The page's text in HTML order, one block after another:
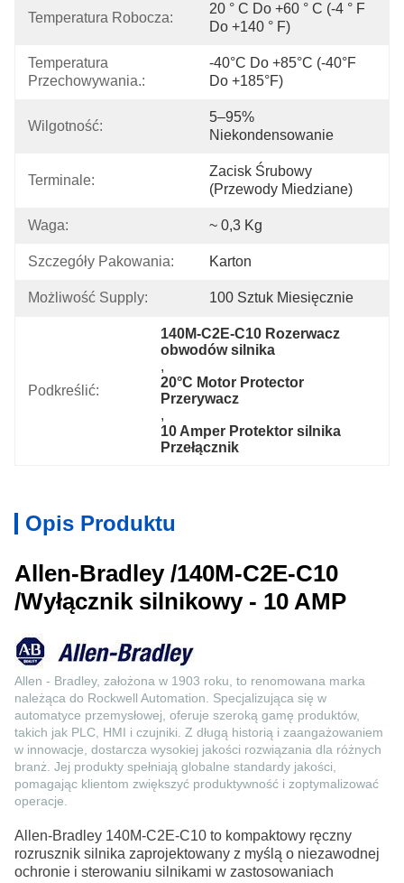
Temperatura Robocza:
20 ° C Do +60 ° C (-4 ° F
Do +140 ° F)
Temperatura
Przechowywania.:
-40°C Do +85°C (-40°F
Do +185°F)
Wilgotność:
5–95%
Niekondensowanie
Terminale:
Zacisk Śrubowy
(przewody Miedziane)
Waga: ~ 0,3 Kg
Szczegóły Pakowania: Karton
Możliwość Supply: 100 Sztuk Miesięcznie
Podkreślić:
140M-C2E-C10 Rozerwacz
obwodów silnika
,
20°C Motor Protector
Przerywacz
,
10 Amper Protektor silnika
Przełącznik
Opis Produktu
Allen-Bradley /140M-C2E-C10
/Wyłącznik silnikowy - 10 AMP
Allen - Bradley, założona w 1903 roku, to renomowana marka
należąca do Rockwell Automation. Specjalizująca się w
automatyce przemysłowej, oferuje szeroką gamę produktów,
takich jak PLC, HMI i czujniki. Z długą historią i zaangażowaniem
w innowacje, dostarcza wysokiej jakości rozwiązania dla różnych
branż. Jej produkty spełniają globalne standardy jakości,
pomagając klientom zwiększyć produktywność i zoptymalizować
operacje.
Allen-Bradley 140M-C2E-C10 to kompaktowy ręczny
rozrusznik silnika zaprojektowany z myślą o niezawodnej
ochronie i sterowaniu silnikami w zastosowaniach